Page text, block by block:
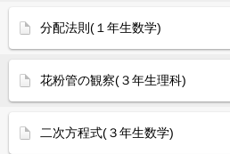
分配法則(１年生数学)
花粉管の観察(３年生理科)
二次方程式(３年生数学)